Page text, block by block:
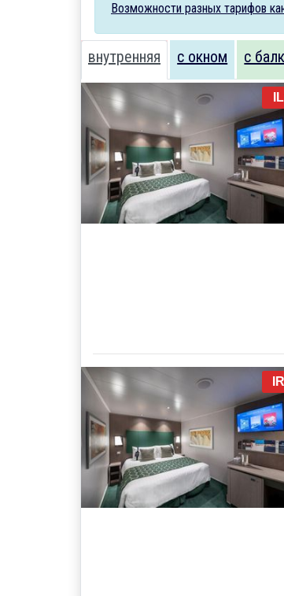
Возможности разных тарифов
внутренняя с окном с